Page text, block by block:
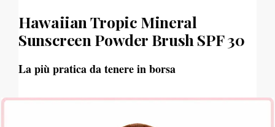
Hawaiian Tropic Mineral
Sunscreen Powder Brush SPF 30
La più pratica da tenere in borsa